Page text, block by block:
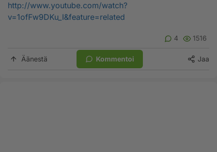
http://www.youtube.com/watch?
v=1ofFw9DKu_I&feature=related
4 1516
Äänestä Kommentoi Jaa